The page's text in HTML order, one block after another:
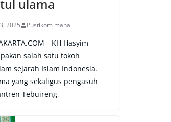
ulama
2025 Pustikom maha
Hasyim
salah satu tokoh
sejarah Islam Indonesia.
yang sekaligus pengasuh
Tebuireng,